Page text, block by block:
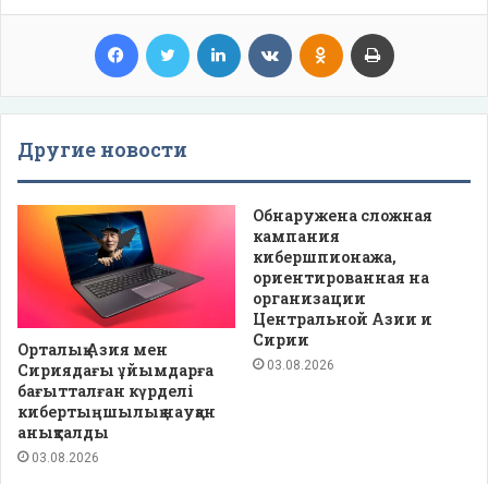
Facebook Twitter LinkedIn VKontakteOdnoklassniki
Другие новости
Орталық Азия мен
Сириядағы ұйымдарға
бағытталған күрделі
кибертыңшылық науқан
анықталды
03.08.2026
Обнаружена сложная
кампания
кибершпионажа,
ориентированная на
организации
Центральной Азии и
Сирии
03.08.2026